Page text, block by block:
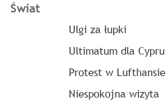
Świat
Ulgi za łupki
Ultimatum dla Cypru
Protest w Lufthansie
Niespokojna wizyta